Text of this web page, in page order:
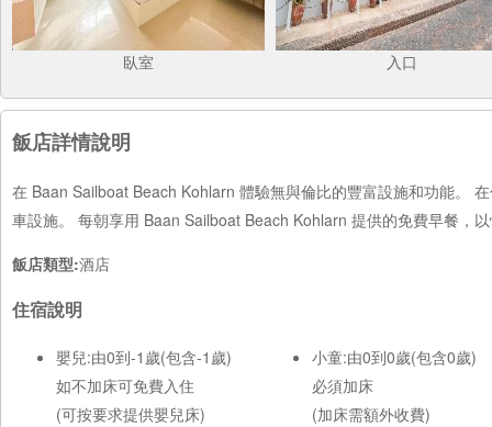
臥室 入口
飯店詳情說明
在 Baan Sailboat Beach Kohlarn 體驗無與倫比的豐富設施和功能。
車設施。 每朝享用 Baan Sailboat Beach Kohlarn 提供的免費早餐，
飯店類型:酒店
住宿說明
嬰兒:由0到-1歲(包含-1歲)
如不加床可免費入住
(可按要求提供嬰兒床)
小童:由0到0歲(包含0歲)
必須加床
(加床需額外收費)